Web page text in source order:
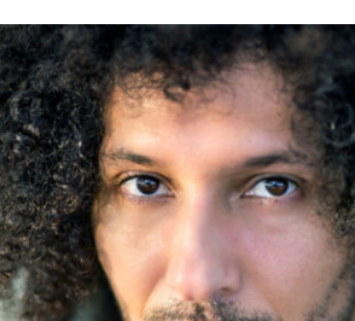
hommage
aan
Mahmoud
Darwish